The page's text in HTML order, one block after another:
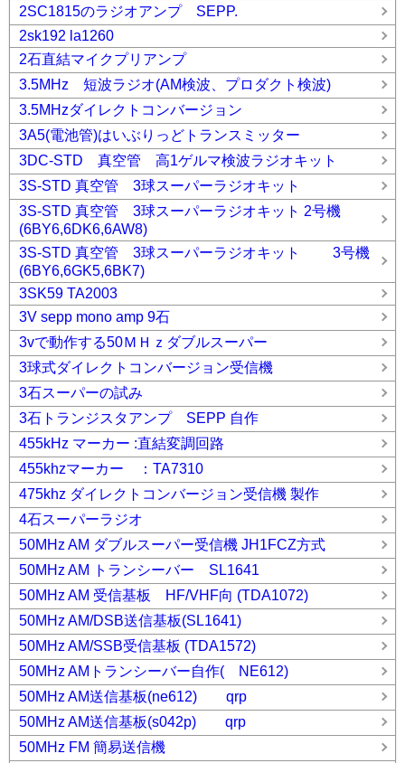
2SC1815のラジオアンプ SEPP.
2sk192 la1260
2石直結マイクプリアンプ
3.5MHz 短波ラジオ(AM検波、プロダクト検波)
3.5MHzダイレクトコンバージョン
3A5(電池管)はいぶりっどトランスミッター
3DC-STD 真空管 高1ゲルマ検波ラジオキット
3S-STD 真空管 3球スーパーラジオキット
3S-STD 真空管 3球スーパーラジオキット 2号機
(6BY6,6DK6,6AW8)
3S-STD 真空管 3球スーパーラジオキット 3号機
(6BY6,6GK5,6BK7)
3SK59 TA2003
3V sepp mono amp 9石
3vで動作する50ＭＨｚダブルスーパー
3球式ダイレクトコンバージョン受信機
3石スーパーの試み
3石トランジスタアンプ SEPP 自作
455kHz マーカー :直結変調回路
455khzマーカー ：TA7310
475khz ダイレクトコンバージョン受信機 製作
4石スーパーラジオ
50MHz AM ダブルスーパー受信機 JH1FCZ方式
50MHz AM トランシーバー SL1641
50MHz AM 受信基板 HF/VHF向 (TDA1072)
50MHz AM/DSB送信基板(SL1641)
50MHz AM/SSB受信基板 (TDA1572)
50MHz AMトランシーバー自作( NE612)
50MHz AM送信基板(ne612) qrp
50MHz AM送信基板(s042p) qrp
50MHz FM 簡易送信機